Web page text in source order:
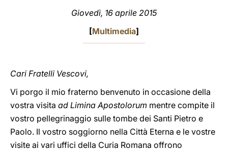
Giovedì, 16 aprile 2015
[Multimedia]
Cari Fratelli Vescovi,
Vi porgo il mio fraterno benvenuto in occasione della
vostra visita ad Limina Apostolorum mentre compite il
vostro pellegrinaggio sulle tombe dei Santi Pietro e
Paolo. Il vostro soggiorno nella Città Eterna e le vostre
visite ai vari uffici della Curia Romana offrono